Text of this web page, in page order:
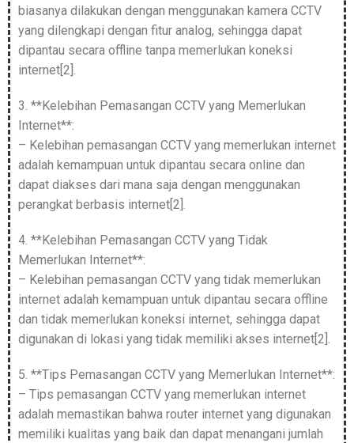
biasanya dilakukan dengan menggunakan kamera CCTV
yang dilengkapi dengan fitur analog, sehingga dapat
dipantau secara offline tanpa memerlukan koneksi
internet[2].
3. **Kelebihan Pemasangan CCTV yang Memerlukan
Internet**:
– Kelebihan pemasangan CCTV yang memerlukan internet
adalah kemampuan untuk dipantau secara online dan
dapat diakses dari mana saja dengan menggunakan
perangkat berbasis internet[2].
4. **Kelebihan Pemasangan CCTV yang Tidak
Memerlukan Internet**:
– Kelebihan pemasangan CCTV yang tidak memerlukan
internet adalah kemampuan untuk dipantau secara offline
dan tidak memerlukan koneksi internet, sehingga dapat
digunakan di lokasi yang tidak memiliki akses internet[2].
5. **Tips Pemasangan CCTV yang Memerlukan Internet**:
– Tips pemasangan CCTV yang memerlukan internet
adalah memastikan bahwa router internet yang digunakan
memiliki kualitas yang baik dan dapat menangani jumlah